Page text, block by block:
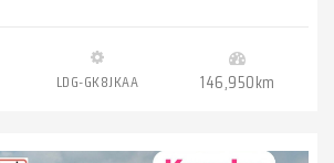
LDG-GK8JKAA 146,950km